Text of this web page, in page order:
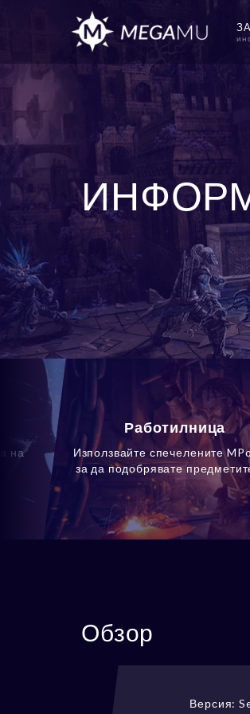
на
Работилница
Използвайте спечелените
за да подобрявате
Обзор
Версия: